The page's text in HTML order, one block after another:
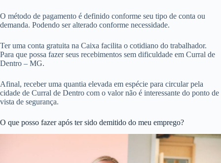
O método de pagamento é definido conforme seu tipo de conta ou
demanda. Podendo ser alterado conforme necessidade.
Ter uma conta gratuita na Caixa facilita o cotidiano do trabalhador.
Para que possa fazer seus recebimentos sem dificuldade em Curral de
Dentro – MG.
Afinal, receber uma quantia elevada em espécie para circular pela
cidade de Curral de Dentro com o valor não é interessante do ponto de
vista de segurança.
O que posso fazer após ter sido demitido do meu emprego?